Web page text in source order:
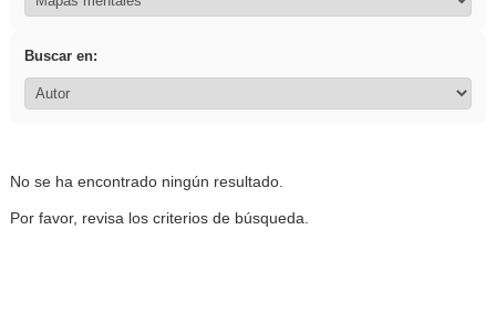
Buscar en:
No se ha encontrado ningún resultado.
Por favor, revisa los criterios de búsqueda.